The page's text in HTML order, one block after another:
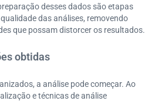
desses dados são etapas
das análises, removendo
que possam distorcer os resultados.
obtidas
a análise pode começar. Ao
e técnicas de análise